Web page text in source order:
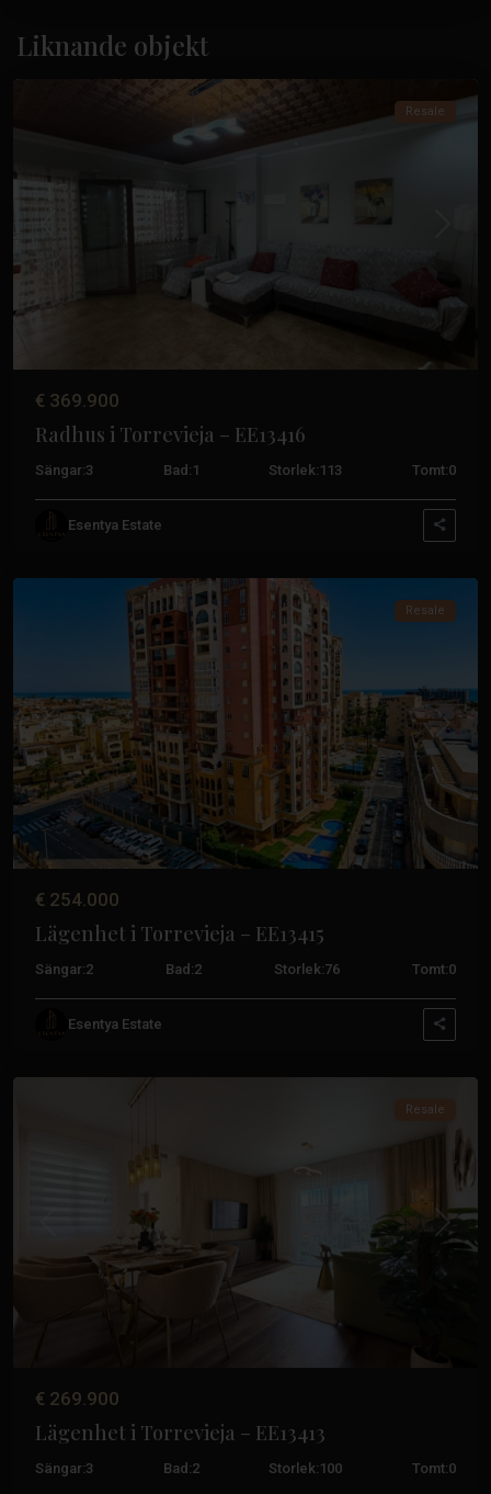
Liknande objekt
Acequión
Torrevieja
Resale
€ 369.900
Radhus i Torrevieja – EE13416
Sängar:3 Bad: 1 Storlek: 113 Tomt:0
Esentya Estate
Frutales,
Tidigare Nästa
Resale
€ 254.000
Lägenhet i Torrevieja – EE13415
Sängar:2 Bad:2 Storlek:76 Tomt:0
Esentya Estate
Torrevieja,
Nästa
Resale
€ 269.900
Lägenhet i Torrevieja – EE13413
Sängar:3 Bad:2 Storlek: 100 Tomt:0